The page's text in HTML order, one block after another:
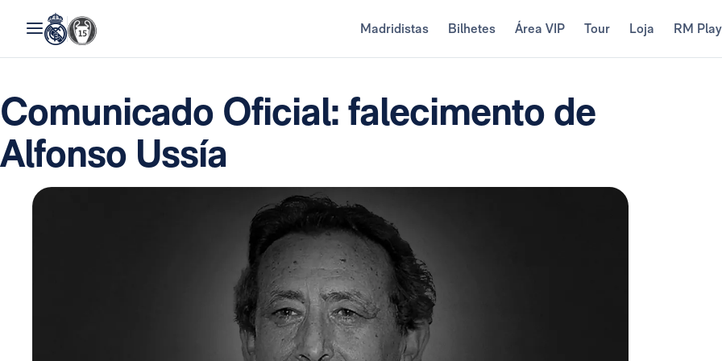
Madridistas Bilhetes Área VIP Tour Loja RM Play
Comunicado Oficial: falecimento de
Alfonso Ussía